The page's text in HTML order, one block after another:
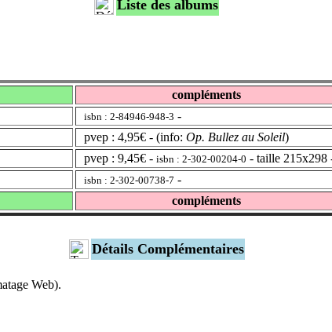
Liste des albums
compléments
isbn : 2-84946-948-3 -
pvep : 4,95€ - (info: Op. Bullez au Soleil)
pvep : 9,45€ - isbn : 2-302-00204-0 - taille 215x298
isbn : 2-302-00738-7 -
compléments
Détails Complémentaires
Web).